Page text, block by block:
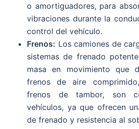
o amortiguadores, para
vibraciones durante la
control del vehículo.
Frenos: Los camiones de
sistemas de frenado
masa en movimiento que
frenos de aire
frenos de tambor, son
vehículos, ya que ofrecen
de frenado y resistencia al